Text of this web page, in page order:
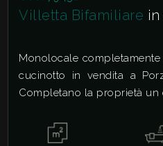
Villetta Bifamiliare
Monolocale
cucinotto in vendita a
Completano la proprietà un